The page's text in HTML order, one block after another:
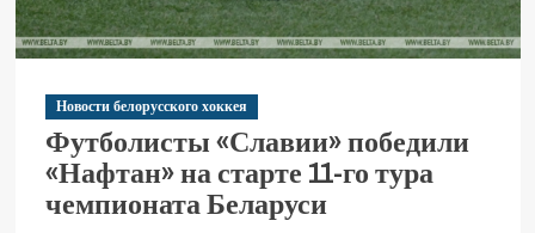
Новости белорусского хоккея
Футболисты «Славии» победили
«Нафтан» на старте 11-го тура
чемпионата Беларуси